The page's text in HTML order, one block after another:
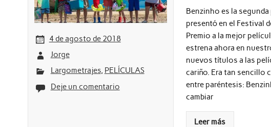
4 de agosto de 2018
Jorge
Largometrajes, PELÍCULAS
Deje un comentario
Benzinho es la
presentó en el Festival
Premio a la mejor
estrena ahora en
nuevos títulos a las
cariño. Era tan sencillo
entre paréntesis:
cambiar
Leer más